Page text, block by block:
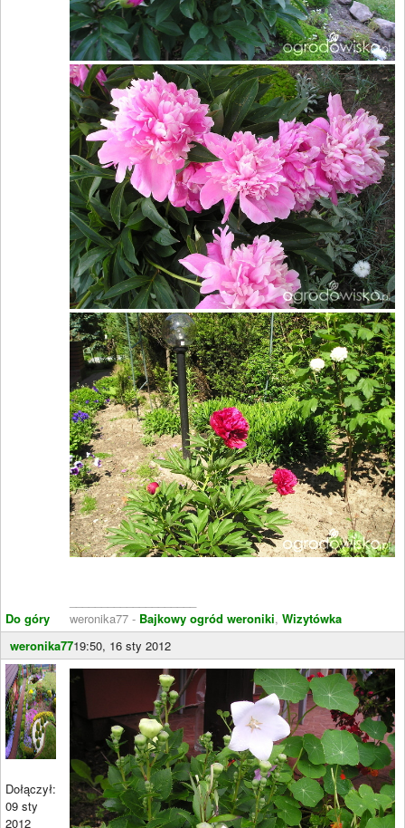
Do góry
weronika77 - Bajkowy ogród weroniki, Wizytówka
weronika7719:50, 16 sty 2012
Dołączył:
09 sty
2012